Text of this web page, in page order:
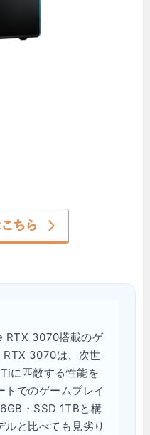
3070搭載のゲ
RTX 3070は、次世
に匹敵する性能を
トでのゲームプレイ
・SSD 1TBと構
ルと比べても見劣り